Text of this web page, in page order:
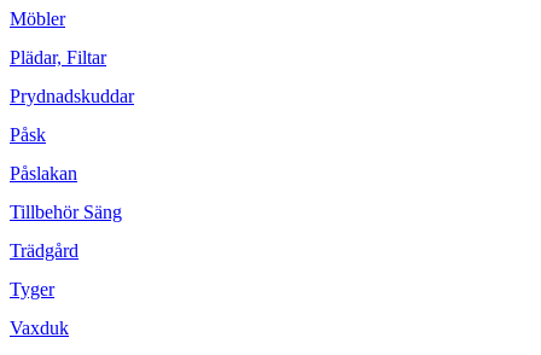
Möbler
Plädar, Filtar
Prydnadskuddar
Påsk
Påslakan
Tillbehör Säng
Trädgård
Tyger
Vaxduk